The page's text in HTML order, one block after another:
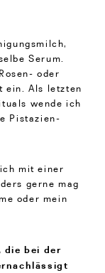
Serum.
oder
ein. Als letzten
wende ich
Pistazien-
mit einer
gerne mag
oder mein
die bei der